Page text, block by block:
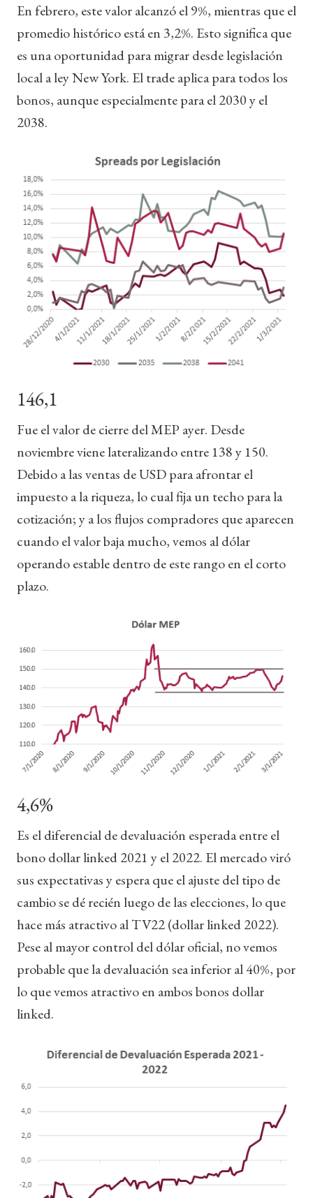
En febrero, este valor alcanzó el 9%, mientras que el
promedio histórico está en 3,2%. Esto significa que
es una oportunidad para migrar desde legislación
local a ley New York. El trade aplica para todos los
bonos, aunque especialmente para el 2030 y el
2038.
146,1
Fue el valor de cierre del MEP ayer. Desde
noviembre viene lateralizando entre 138 y 150.
Debido a las ventas de USD para afrontar el
impuesto a la riqueza, lo cual fija un techo para la
cotización; y a los flujos compradores que aparecen
cuando el valor baja mucho, vemos al dólar
operando estable dentro de este rango en el corto
plazo.
4,6%
Es el diferencial de devaluación esperada entre el
bono dollar linked 2021 y el 2022. El mercado viró
sus expectativas y espera que el ajuste del tipo de
cambio se dé recién luego de las elecciones, lo que
hace más atractivo al TV22 (dollar linked 2022).
Pese al mayor control del dólar oficial, no vemos
probable que la devaluación sea inferior al 40%, por
lo que vemos atractivo en ambos bonos dollar
linked.